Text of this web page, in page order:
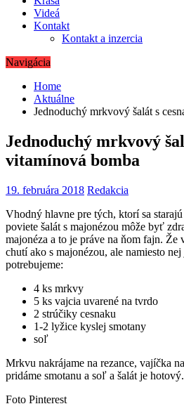
Videá
Kontakt
Kontakt a inzercia
Navigácia
Home
Aktuálne
Jednoduchý mrkvový šalát s
Jednoduchý mrkvový
vitamínová bomba
19. februára 2018 Redakcia
Vhodný hlavne pre tých, ktorí sa
poviete šalát s majonézou môže byť
majonéza a to je práve na ňom fajn. Že
chutí ako s majonézou, ale namiesto
potrebujeme:
4 ks mrkvy
5 ks vajcia uvarené na tvrdo
2 strúčiky cesnaku
1-2 lyžice kyslej smotany
soľ
Mrkvu nakrájame na rezance, vajíčka
pridáme smotanu a soľ a šalát je
Foto Pinterest